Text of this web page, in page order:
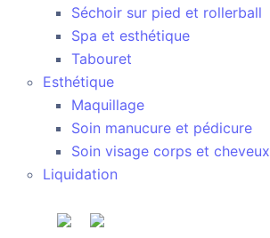
Séchoir sur pied et rollerball
Spa et esthétique
Tabouret
Esthétique
Maquillage
Soin manucure et pédicure
Soin visage corps et cheveux
Liquidation